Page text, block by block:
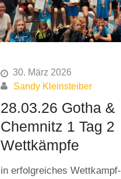
30. März 2026
Sandy Kleinsteiber
28.03.26 Gotha &
Chemnitz 1 Tag 2
Wettkämpfe
in erfolgreiches Wettkampf-